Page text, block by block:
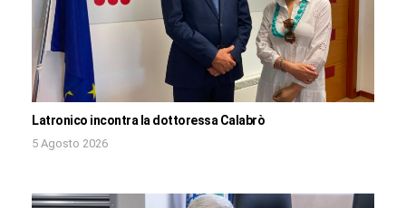
Latronico incontra la dottoressa Calabrò
5 Agosto 2026